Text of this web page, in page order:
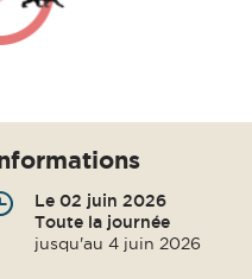
Le 02 juin 2026
Toute la journée
jusqu'au 4 juin 2026